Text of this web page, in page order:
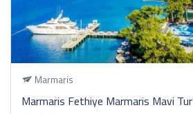
Marmaris
Marmaris Fethiye Marmaris Mavi Tur